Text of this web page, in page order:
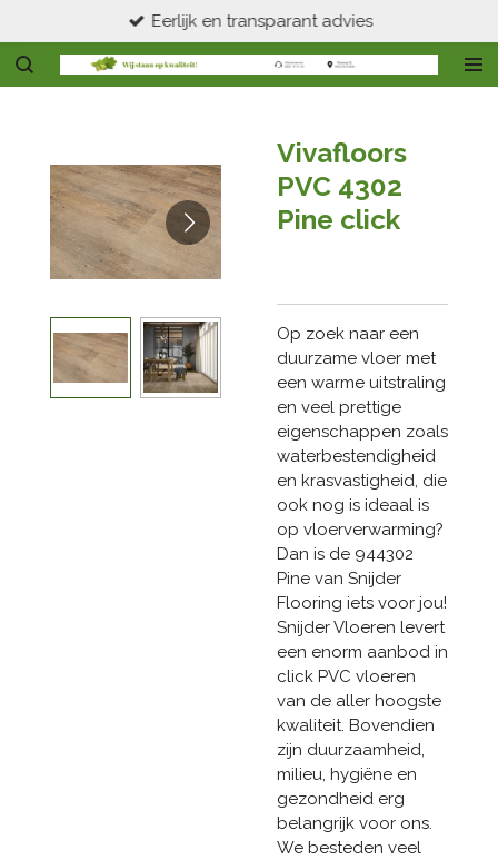
direct
naar
Eerlijk en transparant advies
Vivafloors
PVC 4302
Pine click
Op zoek naar een
duurzame vloer met
een warme uitstraling
en veel prettige
eigenschappen zoals
waterbestendigheid
en krasvastigheid, die
ook nog is ideaal is
op vloerverwarming?
Dan is de 944302
Pine van Snijder
Flooring iets voor jou!
Snijder Vloeren levert
een enorm aanbod in
click PVC vloeren
van de aller hoogste
kwaliteit. Bovendien
zijn duurzaamheid,
milieu, hygiëne en
gezondheid erg
belangrijk voor ons.
We besteden veel